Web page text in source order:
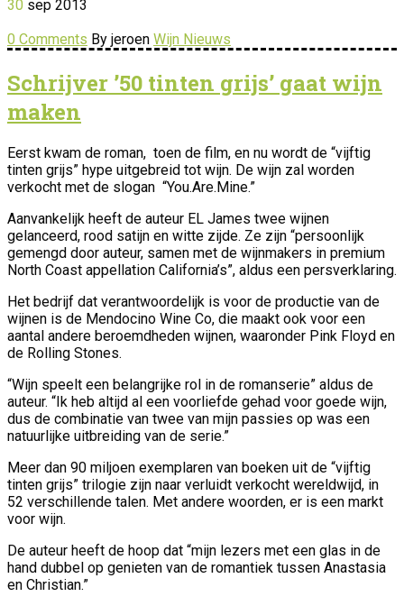
30 sep 2013
0 Comments By jeroen Wijn Nieuws
Schrijver ’50 tinten grijs’ gaat wijn
maken
Eerst kwam de roman, toen de film, en nu wordt de “vijftig
tinten grijs” hype uitgebreid tot wijn. De wijn zal worden
verkocht met de slogan “You.Are.Mine.”
Aanvankelijk heeft de auteur EL James twee wijnen
gelanceerd, rood satijn en witte zijde. Ze zijn “persoonlijk
gemengd door auteur, samen met de wijnmakers in premium
North Coast appellation California’s”, aldus een persverklaring.
Het bedrijf dat verantwoordelijk is voor de productie van de
wijnen is de Mendocino Wine Co, die maakt ook voor een
aantal andere beroemdheden wijnen, waaronder Pink Floyd en
de Rolling Stones.
“Wijn speelt een belangrijke rol in de romanserie” aldus de
auteur. “Ik heb altijd al een voorliefde gehad voor goede wijn,
dus de combinatie van twee van mijn passies op was een
natuurlijke uitbreiding van de serie.”
Meer dan 90 miljoen exemplaren van boeken uit de “vijftig
tinten grijs” trilogie zijn naar verluidt verkocht wereldwijd, in
52 verschillende talen. Met andere woorden, er is een markt
voor wijn.
De auteur heeft de hoop dat “mijn lezers met een glas in de
hand dubbel op genieten van de romantiek tussen Anastasia
en Christian.”